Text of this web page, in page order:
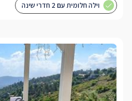
שהינו בין היתר מורה דרך ותיק
וילה חלומית עם 2 חדרי שינה